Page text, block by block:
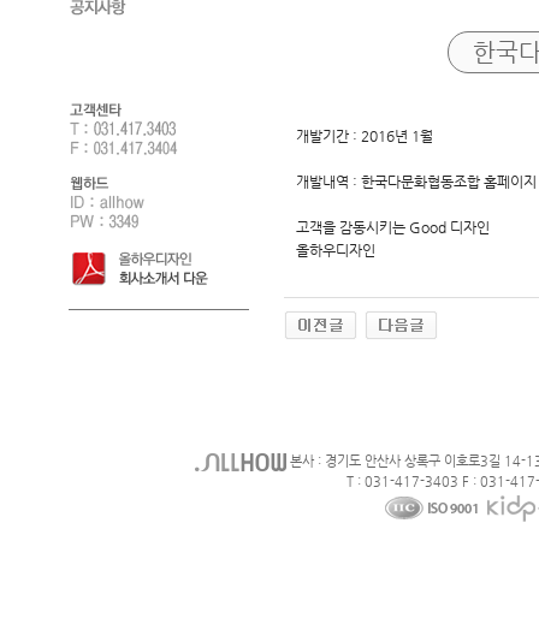
한국
개발기간 : 2016년 1월
개발내역 : 한국다문화협동조합 홈페이
고객을 감동시키는 Good 디자인
올하우디자인
본사 : 경기도 안산사 상록구 이호로3길 14-
T : 031-417-3403 F : 031-